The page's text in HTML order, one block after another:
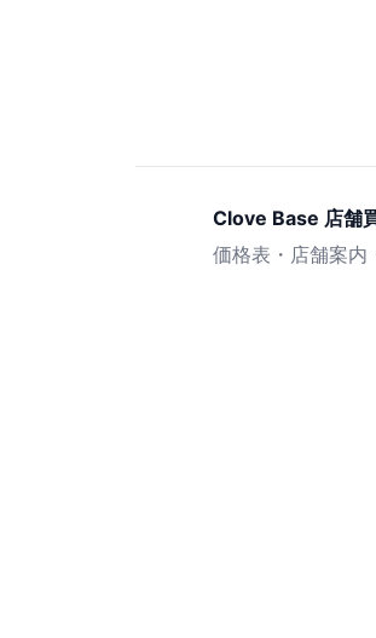
Clove Base 店舗
価格表・店舗案内